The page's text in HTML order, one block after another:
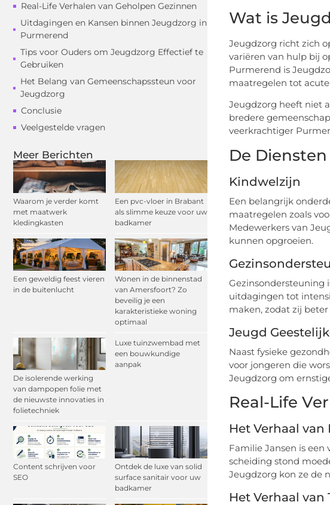
Real-Life Verhalen van Geholpen Gezinnen
Uitdagingen en Kansen binnen Jeugdzorg in
Purmerend
Tips voor Ouders om Jeugdzorg Effectief te
Gebruiken
Het Belang van Gemeenschapssteun voor
Jeugdzorg
Conclusie
Veelgestelde vragen
Meer Berichten
Waarom je verder komt
met maatwerk
kledingkasten
Een pvc-vloer in Brabant
als slimme keuze voor uw
badkamer
Een geweldig feest vieren
in de buitenlucht
Wonen in de binnenstad
van Amersfoort? Zo
beveilig je een
karakteristieke woning
optimaal
De isolerende werking
van dampopen folie met
de nieuwste innovaties in
folietechniek
Luxe tuinzwembad met
een bouwkundige
aanpak
Content schrijven voor
SEO
Ontdek de luxe van solid
surface sanitair voor uw
badkamer
Wat is
Jeugdzorg richt zich
variëren van hulp bij
Purmerend is
maatregelen tot
Jeugdzorg heeft niet
bredere
veerkrachtiger
De
Kindwelzijn
Een belangrijk
maatregelen zoals
Medewerkers van
kunnen opgroeien.
Gezinsondersteuning
uitdagingen tot
maken, zodat zij
Jeugd
Naast fysieke
voor jongeren die
Jeugdzorg om
Real-Life
Het Verhaal van
Familie Jansen is
scheiding stond
Jeugdzorg kon ze de
Het Verhaal van